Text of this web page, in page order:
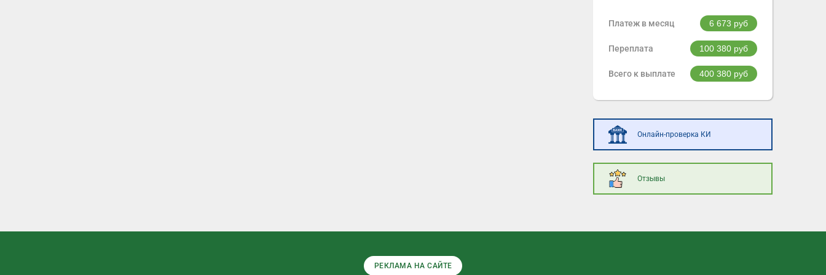
Платеж в месяц 6 673 руб
Переплата 100 380 руб
Всего к выплате 400 380 руб
Онлайн-проверка КИ
Отзывы
РЕКЛАМА НА САЙТЕ